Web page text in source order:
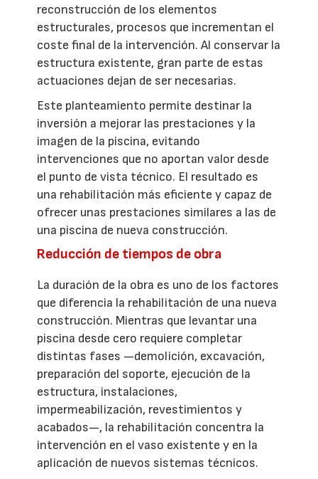
reconstrucción de los elementos
estructurales, procesos que incrementan el
coste final de la intervención. Al conservar la
estructura existente, gran parte de estas
actuaciones dejan de ser necesarias.
Este planteamiento permite destinar la
inversión a mejorar las prestaciones y la
imagen de la piscina, evitando
intervenciones que no aportan valor desde
el punto de vista técnico. El resultado es
una rehabilitación más eficiente y capaz de
ofrecer unas prestaciones similares a las de
una piscina de nueva construcción.
Reducción de tiempos de obra
La duración de la obra es uno de los factores
que diferencia la rehabilitación de una nueva
construcción. Mientras que levantar una
piscina desde cero requiere completar
distintas fases —demolición, excavación,
preparación del soporte, ejecución de la
estructura, instalaciones,
impermeabilización, revestimientos y
acabados—, la rehabilitación concentra la
intervención en el vaso existente y en la
aplicación de nuevos sistemas técnicos.